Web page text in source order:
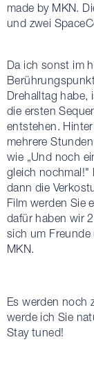
made by MKN.
und zwei
Da ich sonst im
Drehalltag habe,
die ersten
entstehen.
mehrere
wie „Und noch
gleich nochmal!"
dann die
Film werden Sie
dafür haben wir
sich um
MKN.
Es werden noch
werde ich Sie
Stay tuned!